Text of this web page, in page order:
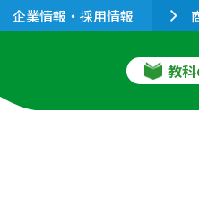
企業情報・採用情報
教